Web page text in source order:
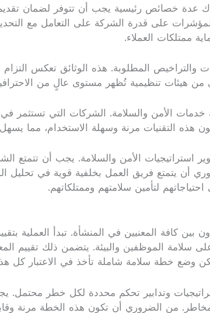
عدة خصائص رئيسية يجب أن تتوفر لضمان
على قدرة الشركة على التعامل مع
ممتلكات العملاء.
المطلوبة. هذه الوثائق تعكس التزام
هيئات تنظيمية تُظهر مستوى عالٍ من الاحترافية
الأمن والسلامة. الشركات التي تستثمر في
التقنيات مرنة وسهلة الاستخدام، مما يسهل
الأمن والسلامة. يجب أن تتمتع
أن يتمتع فريق العمل بخلفية قوية في تحليل
لتأمين سلامتهم وممتلكاتهم.
كافة المعنيين في المنشأة. تبدأ العملية
سلامة الموظفين والبيئة. يتضمن ذلك تقييم
وضع خطة سلامة شاملة تأخذ في الاعتبار كل
وتدابير تحكم محددة لكل خطر محتمل.
من الضروري أن تكون هذه الخطة مرنة